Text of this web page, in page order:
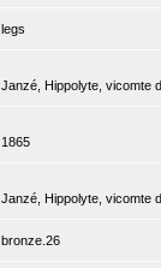
legs
Janzé, Hippolyte, vicomte
1865
Janzé, Hippolyte, vicomte
bronze.26